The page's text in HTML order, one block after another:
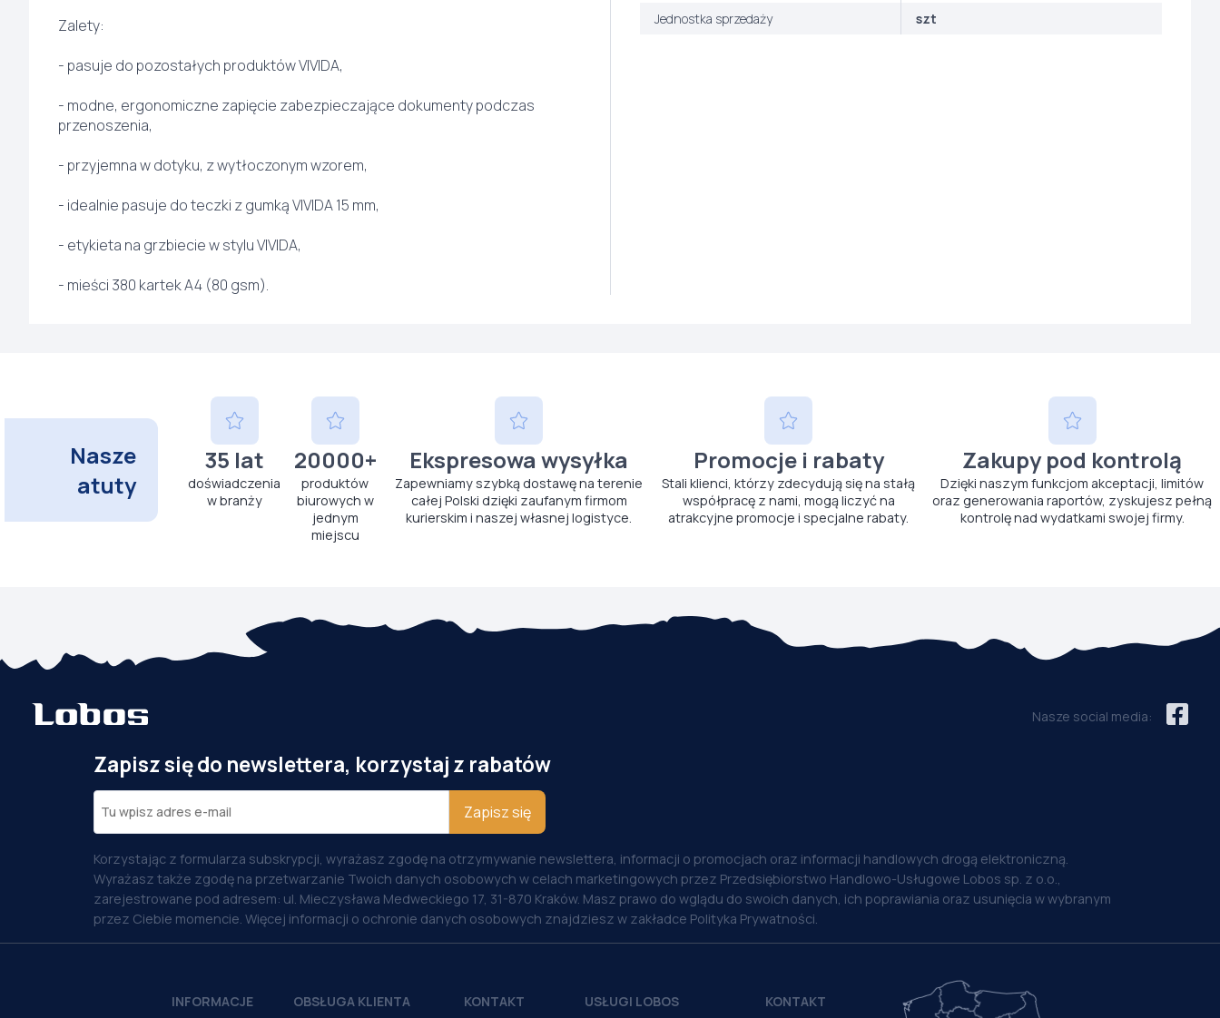
Zalety:
- pasuje do pozostałych produktów VIVIDA,
- modne, ergonomiczne zapięcie zabezpieczające dokumenty podczas
przenoszenia,
- przyjemna w dotyku, z wytłoczonym wzorem,
- idealnie pasuje do teczki z gumką VIVIDA 15 mm,
- etykieta na grzbiecie w stylu VIVIDA,
- mieści 380 kartek A4 (80 gsm).
Jednostka sprzedaży
szt
Nasze
atuty
35 lat
doświadczenia
w branży
20000+
produktów
biurowych w
jednym
miejscu
Ekspresowa wysyłka
Zapewniamy szybką dostawę na terenie
całej Polski dzięki zaufanym firmom
kurierskim i naszej własnej logistyce.
Promocje i rabaty
Stali klienci, którzy zdecydują się na stałą
współpracę z nami, mogą liczyć na
atrakcyjne promocje i specjalne rabaty.
Zakupy pod kontrolą
Dzięki naszym funkcjom akceptacji, limitów
oraz generowania raportów, zyskujesz pełną
kontrolę nad wydatkami swojej firmy.
Nasze social media:
Zapisz się do newslettera, korzystaj z rabatów
Zapisz się
Korzystając z formularza subskrypcji, wyrażasz zgodę na otrzymywanie newslettera, informacji o promocjach oraz informacji handlowych drogą elektroniczną.
Wyrażasz także zgodę na przetwarzanie Twoich danych osobowych w celach marketingowych przez Przedsiębiorstwo Handlowo-Usługowe Lobos sp. z o.o.,
zarejestrowane pod adresem: ul. Mieczysława Medweckiego 17, 31-870 Kraków. Masz prawo do wglądu do swoich danych, ich poprawiania oraz usunięcia w wybranym
przez Ciebie momencie. Więcej informacji o ochronie danych osobowych znajdziesz w zakładce Polityka Prywatności.
INFORMACJE OBSŁUGA KLIENTA KONTAKT USŁUGI LOBOS KONTAKT